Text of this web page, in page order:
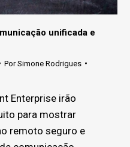
unificada e
PorSimone Rodrigues
Enterprise irão
para mostrar
remoto seguro e